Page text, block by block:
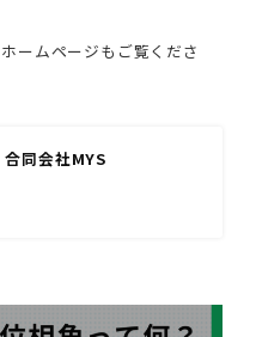
ームページもご覧くださ
同会社MYS